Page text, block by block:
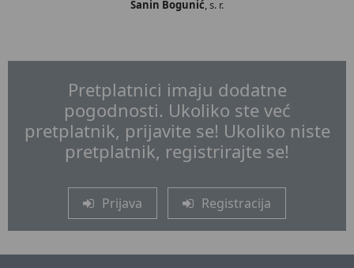
Sanin Bogunić, s. r.
Pretplatnici imaju dodatne
pogodnosti. Ukoliko ste već
pretplatnik, prijavite se! Ukoliko niste
pretplatnik, registrirajte se!
Prijava Registracija